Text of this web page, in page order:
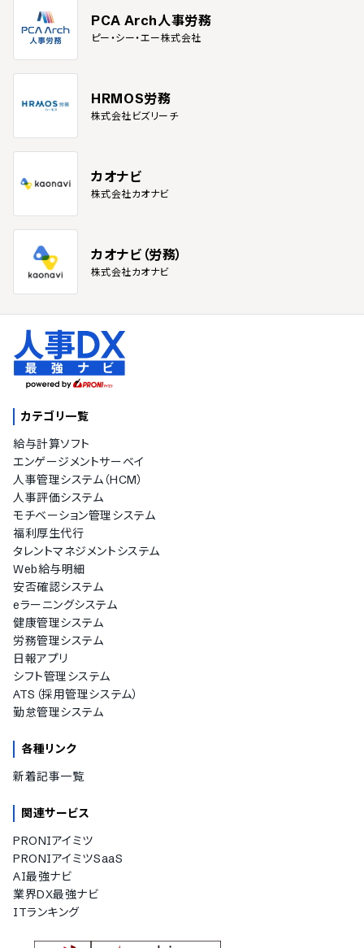
PCA Arch人事労務
ピー・シー・エー株式会社
HRMOS労務
株式会社ビズリーチ
カオナビ
株式会社カオナビ
カオナビ（労務）
株式会社カオナビ
カテゴリ一覧
給与計算ソフト
エンゲージメントサーベイ
人事管理システム（HCM）
人事評価システム
モチベーション管理システム
福利厚生代行
タレントマネジメントシステム
Web給与明細
安否確認システム
eラーニングシステム
健康管理システム
労務管理システム
日報アプリ
シフト管理システム
ATS（採用管理システム）
勤怠管理システム
各種リンク
新着記事一覧
関連サービス
PRONIアイミツ
PRONIアイミツSaaS
AI最強ナビ
業界DX最強ナビ
ITランキング